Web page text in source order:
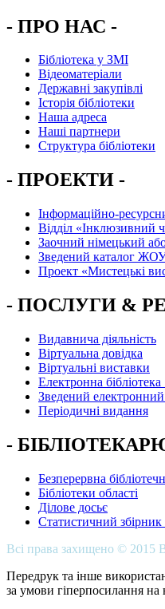
- ПРО НАС -
Бібліотека у ЗМІ
Відеоматеріали
Державні закупівлі
Історія бібліотеки
Наша адреса
Наші партнери
Структура бібліотеки
- ПРОЕКТИ -
Інформаційно-
Вiддiл «Інклюзивний
Заочний німецький
Зведений каталог
Проект «Мистецькі
- ПОСЛУГИ &
Видавнича діяльність
Віртуальна довідка
Віртуальні виставки
Електронна
Зведений електронний
Періодичні видання
-
Безперервна
Бібліотеки області
Ділове досьє
Статистичний
Всі права захищено ©
Передрук та інше
за умови гіперпосилання на